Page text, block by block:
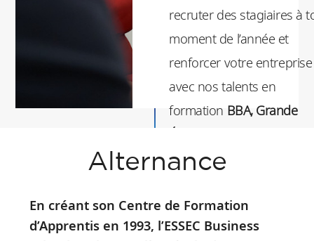
recruter des stagiaires à
moment de l’année et
renforcer votre entreprise
avec nos talents en
formation BBA, Grande
École, Master ou MSc
Depuis 30 ans, le CFA de
Alternance
En créant son Centre de Formation
d’Apprentis en 1993, l’ESSEC Business